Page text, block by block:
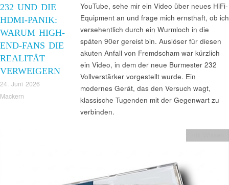
232 UND DIE
HDMI-PANIK:
WARUM HIGH-
END-FANS DIE
REALITÄT
VERWEIGERN
24. Juni 2026
Mackern
YouTube, sehe mir ein Video über neues HiFi-
Equipment an und frage mich ernsthaft, ob ich
versehentlich durch ein Wurmloch in die
späten 90er gereist bin. Auslöser für diesen
akuten Anfall von Fremdscham war kürzlich
ein Video, in dem der neue Burmester 232
Vollverstärker vorgestellt wurde. Ein
modernes Gerät, das den Versuch wagt,
klassische Tugenden mit der Gegenwart zu
verbinden.